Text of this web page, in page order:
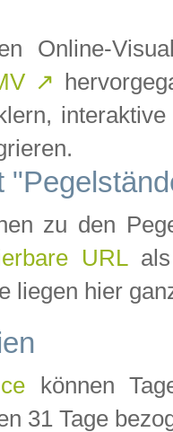
Online-
↗
zu den
URLals
liegen hier
können
31 Tage